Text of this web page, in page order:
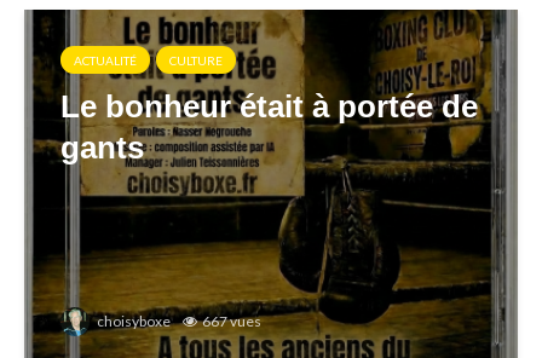
ACTUALITÉ CULTURE
Le bonheur était à portée de
gants
choisyboxe 667 vues